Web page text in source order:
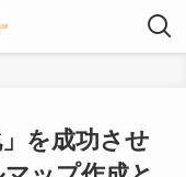
を成功させ